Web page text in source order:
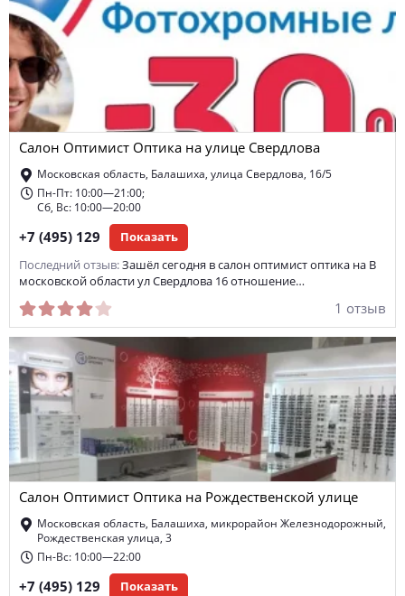
Салон Оптимист Оптика на улице Свердлова
Московская область, Балашиха, улица Свердлова, 16/5
Пн-Пт: 10:00—21:00;
Сб, Вс: 10:00—20:00
+7 (495) 129 Показать
Последний отзыв: Зашёл сегодня в салон оптимист оптика на В
московской области ул Свердлова 16 отношение…
1 отзыв
Салон Оптимист Оптика на Рождественской улице
Московская область, Балашиха, микрорайон Железнодорожный,
Рождественская улица, 3
Пн-Вс: 10:00—22:00
+7 (495) 129 Показать